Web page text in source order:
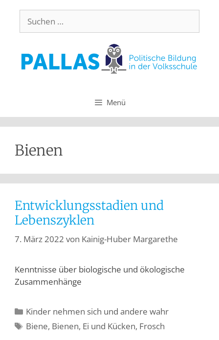
Menü
Bienen
Entwicklungsstadien und
Lebenszyklen
7. März 2022 von Kainig-Huber Margarethe
Kenntnisse über biologische und ökologische
Zusammenhänge
Kinder nehmen sich und andere wahr
Biene, Bienen, Ei und Kücken, Frosch